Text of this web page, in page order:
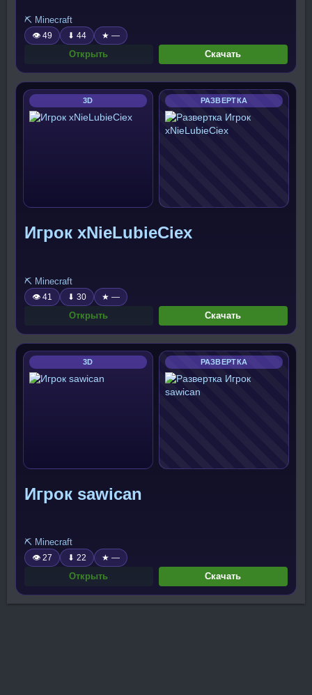
⛏️ Minecraft
👁 49 ⬇ 44 ★ —
Открыть Скачать
3D РАЗВЕРТКА
Игрок xNieLubieCiex
⛏️ Minecraft
👁 41 ⬇ 30 ★ —
Открыть Скачать
3D РАЗВЕРТКА
Игрок sawican
⛏️ Minecraft
👁 27 ⬇ 22 ★ —
Открыть Скачать